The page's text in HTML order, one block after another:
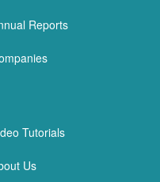
Reports
Tutorials
Us